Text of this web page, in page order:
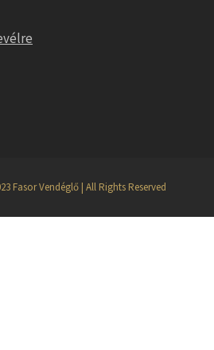
Fasor Vendéglő | All Rights Reserved